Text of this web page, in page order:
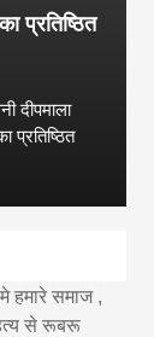
प्रतिष्ठित
दीपमाला
हमारे समाज ,
से रूबरू